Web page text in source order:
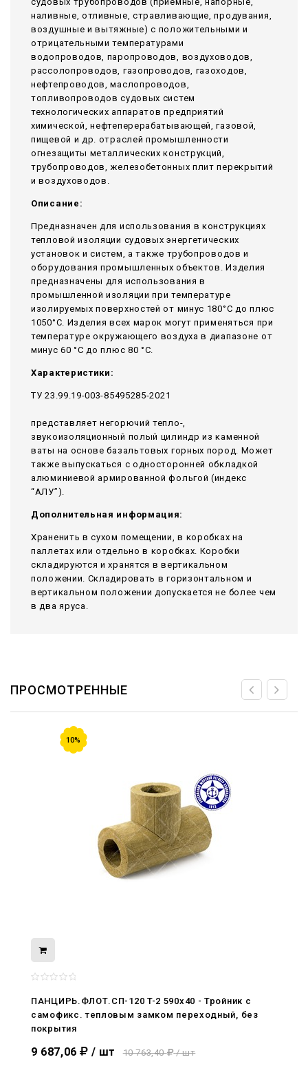
наливные, отливные, стравливающие, продувания,
воздушные и вытяжные) с положительными и
отрицательными температурами
водопроводов, паропроводов, воздуховодов,
рассолопроводов, газопроводов, газоходов,
нефтепроводов, маслопроводов,
топливопроводов судовых систем
технологических аппаратов предприятий
химической, нефтеперерабатывающей, газовой,
пищевой и др. отраслей промышленности
огнезащиты металлических конструкций,
трубопроводов, железобетонных плит перекрытий
и воздуховодов.
Описание:
Предназначен для использования в конструкциях
тепловой изоляции судовых энергетических
установок и систем, а также трубопроводов и
оборудования промышленных объектов. Изделия
предназначены для использования в
промышленной изоляции при температуре
изолируемых поверхностей от минус 180°С до плюс
1050°С. Изделия всех марок могут применяться при
температуре окружающего воздуха в диапазоне от
минус 60 °С до плюс 80 °С.
Характеристики:
ТУ 23.99.19-003-85495285-2021
представляет негорючий тепло-,
звукоизоляционный полый цилиндр из каменной
ваты на основе базальтовых горных пород. Может
также выпускаться с односторонней обкладкой
алюминиевой армированной фольгой (индекс
“АЛУ”).
Дополнительная информация:
Храненить в сухом помещении, в коробках на
паллетах или отдельно в коробках. Коробки
складируются и хранятся в вертикальном
положении. Складировать в горизонтальном и
вертикальном положении допускается не более чем
в два яруса.
ПРОСМОТРЕННЫЕ
10%
ПАНЦИРЬ.ФЛОТ.СП-120 T-2 590x40 - Тройник c
самофикс. тепловым замком переходный, без
покрытия
9 687,06 / шт 10 763,40 / шт
нами